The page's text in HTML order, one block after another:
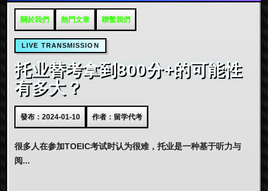
關於我們 熱門文章 聯繫我們
LIVE TRANSMISSION
托业替考拿到800分+的可能性
有多大？
發布：2024-01-10 作者：留学代考
很多人在参加TOEIC考试时认为很难，托业是一种基于听力与
阅...